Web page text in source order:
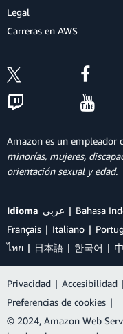
Legal
Carreras en AWS
Amazon es un empleador
minorías, mujeres,
orientación sexual y edad.
Idioma عربي Bahasa
Français
Italiano
ไทย
日本語 한국어
Privacidad | Accesibilidad |
Preferencias de cookies |
© 2024, Amazon Web